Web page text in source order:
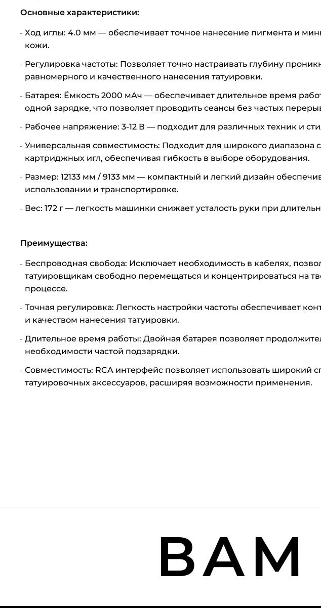
Основные характеристики:
Ход иглы: 4.0 мм — обеспечивает точное нанесение пигмента и
кожи.
Регулировка частоты: Позволяет точно настраивать глубину
равномерного и качественного нанесения татуировки.
Батарея: Ёмкость 2000 мАч — обеспечивает длительное время
одной зарядке, что позволяет проводить сеансы без частых
Рабочее напряжение: 3-12 В — подходит для различных техник и
Универсальная совместимость: Подходит для широкого диапазона
картриджных игл, обеспечивая гибкость в выборе оборудования.
Размер: 12133 мм / 9133 мм — компактный и легкий дизайн
использовании и транспортировке.
Вес: 172 г — легкость машинки снижает усталость руки при
Преимущества:
Беспроводная свобода: Исключает необходимость в кабелях,
татуировщикам свободно перемещаться и концентрироваться на
процессе.
Точная регулировка: Легкость настройки частоты обеспечивает
и качеством нанесения татуировки.
Длительное время работы: Двойная батарея позволяет
необходимости частой подзарядки.
Совместимость: RCA интерфейс позволяет использовать широкий
татуировочных аксессуаров, расширяя возможности применения.
ВАМ